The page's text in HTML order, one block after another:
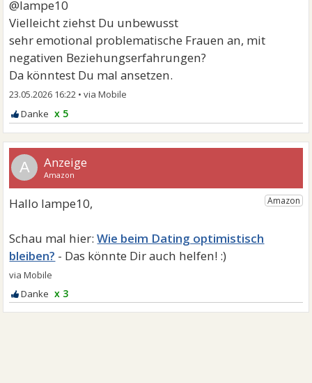
@lampe10
Vielleicht ziehst Du unbewusst
sehr emotional problematische Frauen an, mit
negativen Beziehungserfahrungen?
Da könntest Du mal ansetzen.
23.05.2026 16:22 •
x 5
A
Wie beim Dating optimistisch
bleiben?
x 3